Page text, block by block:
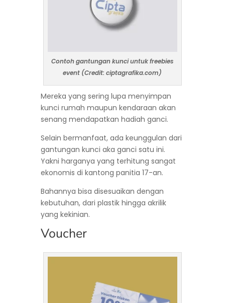
Contoh gantungan kunci untuk freebies
event (Credit: ciptagrafika.com)
Mereka yang sering lupa menyimpan
kunci rumah maupun kendaraan akan
senang mendapatkan hadiah ganci.
Selain bermanfaat, ada keunggulan dari
gantungan kunci aka ganci satu ini.
Yakni harganya yang terhitung sangat
ekonomis di kantong panitia 17-an.
Bahannya bisa disesuaikan dengan
kebutuhan, dari plastik hingga akrilik
yang kekinian.
Voucher